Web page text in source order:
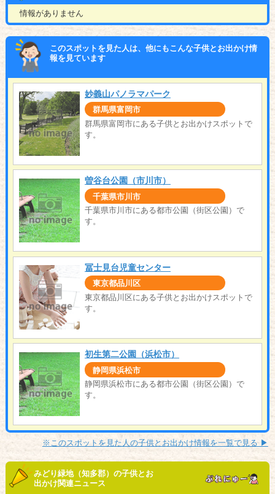
情報がありません
このスポットを見た人は、他にもこんな子供とお出かけ情
報を見ています
妙義山パノラマパーク
群馬県富岡市
群馬県富岡市にある子供とお出かけスポットで
す。
曽谷台公園（市川市）
千葉県市川市
千葉県市川市にある都市公園（街区公園）で
す。
冨士見台児童センター
東京都品川区
東京都品川区にある子供とお出かけスポットで
す。
初生第二公園（浜松市）
静岡県浜松市
静岡県浜松市にある都市公園（街区公園）で
す。
※このスポットを見た人の子供とお出かけ情報を一覧で見る ▶︎
みどり緑地（知多郡）の子供とお
出かけ関連ニュース